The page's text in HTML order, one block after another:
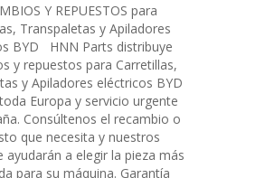
Y REPUESTOS para
Transpaletas y Apiladores
BYD HNN Parts distribuye
y repuestos para Carretillas,
y Apiladores eléctricos BYD
Europa y servicio urgente
Consúltenos el recambio o
que necesita y nuestros
ayudarán a elegir la pieza más
para su máquina. Garantía